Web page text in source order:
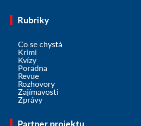
Rubriky
Co se chystá
Krimi
Kvízy
Poradna
Revue
Rozhovory
Zajímavosti
Zprávy
Partner projektu